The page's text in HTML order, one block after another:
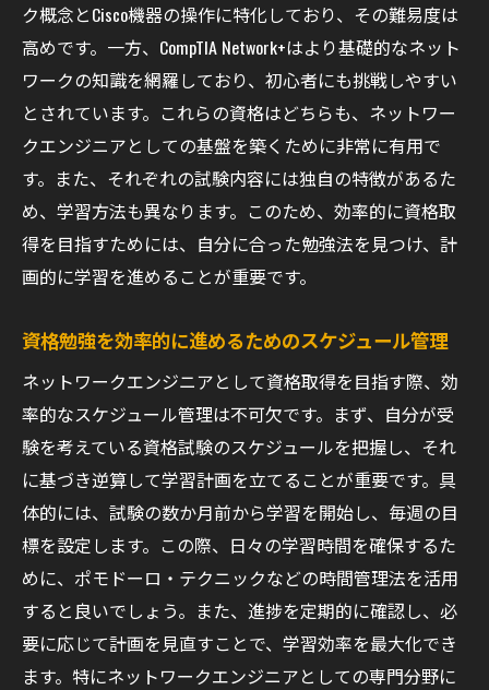
ク概念とCisco機器の操作に特化しており、その難易度は
高めです。一方、CompTIA Network+はより基礎的なネット
ワークの知識を網羅しており、初心者にも挑戦しやすい
とされています。これらの資格はどちらも、ネットワー
クエンジニアとしての基盤を築くために非常に有用で
す。また、それぞれの試験内容には独自の特徴があるた
め、学習方法も異なります。このため、効率的に資格取
得を目指すためには、自分に合った勉強法を見つけ、計
画的に学習を進めることが重要です。
資格勉強を効率的に進めるためのスケジュール管理
ネットワークエンジニアとして資格取得を目指す際、効
率的なスケジュール管理は不可欠です。まず、自分が受
験を考えている資格試験のスケジュールを把握し、それ
に基づき逆算して学習計画を立てることが重要です。具
体的には、試験の数か月前から学習を開始し、毎週の目
標を設定します。この際、日々の学習時間を確保するた
めに、ポモドーロ・テクニックなどの時間管理法を活用
すると良いでしょう。また、進捗を定期的に確認し、必
要に応じて計画を見直すことで、学習効率を最大化でき
ます。特にネットワークエンジニアとしての専門分野に